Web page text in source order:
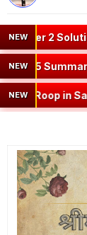
NEW | संयुक्त-
NEW
8 Hindi
NEWin Sanskrit